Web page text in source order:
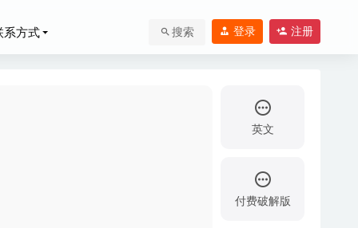
方式 搜索 登录 注册
英文
付费破解版